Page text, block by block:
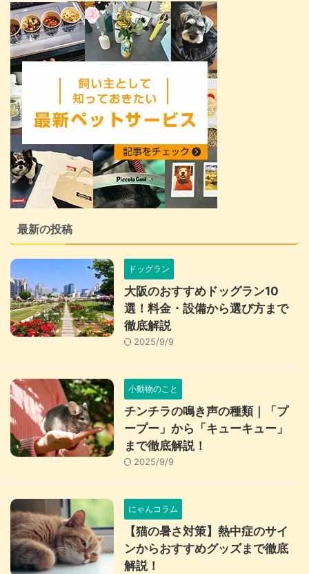
最新の投稿
ドッグラン
大阪のおすすめドッグラン10
選！料金・設備から選び方まで
徹底解説
2025/9/9
小動物のこと
チンチラの鳴き声の種類｜「プ
ープー」から「キューキュー」
まで徹底解説！
2025/9/9
にゃんコラム
【猫の暑さ対策】熱中症のサイ
ンからおすすめグッズまで徹底
解説！